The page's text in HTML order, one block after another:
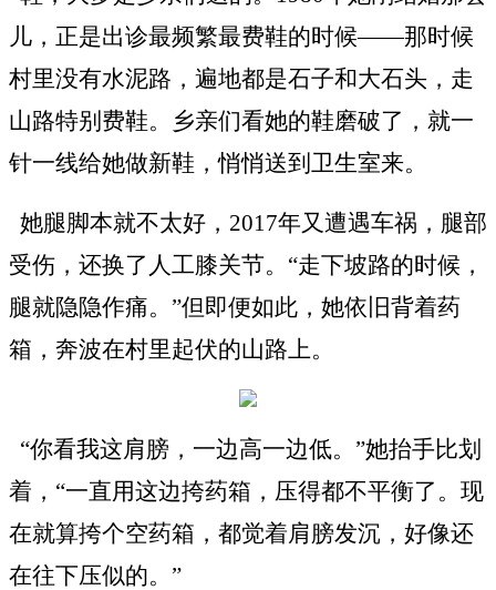
儿，正是出诊最频繁最费鞋的时候——那时候
村里没有水泥路，遍地都是石子和大石头，走
山路特别费鞋。乡亲们看她的鞋磨破了，就一
针一线给她做新鞋，悄悄送到卫生室来。
她腿脚本就不太好， 2017年又遭遇车祸，腿部
受伤，还换了人工膝关节。“走下坡路的时候，
腿就隐隐作痛。”但即便如此，她依旧背着药
箱，奔波在村里起伏的山路上。
“你看我这肩膀，一边高一边低。”她抬手比划
着，“一直用这边挎药箱，压得都不平衡了。现
在就算挎个空药箱，都觉着肩膀发沉，好像还
在往下压似的。”